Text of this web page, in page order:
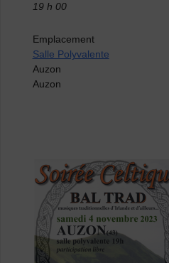
19 h 00
Emplacement
Salle Polyvalente
Auzon
Auzon